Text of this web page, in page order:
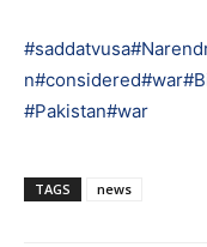
#saddatvusa
n#considered#war
#Pakistan#war
TAGS news